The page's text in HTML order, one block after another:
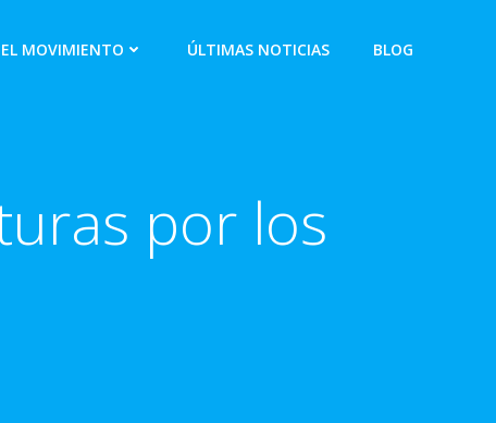
MOVIMIENTO ÚLTIMAS NOTICIAS BLOG
por los